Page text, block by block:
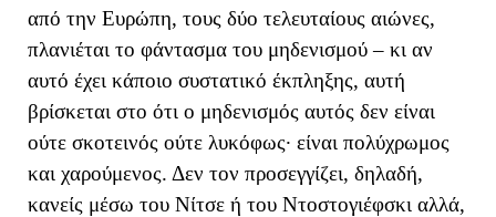
από την Ευρώπη, τους δύο τελευταίους αιώνες,
πλανιέται το φάντασμα του μηδενισμού– κι αν
αυτό έχει κάποιο συστατικό έκπληξης, αυτή
βρίσκεται στο ότι ο μηδενισμός αυτός δεν είναι
ούτε σκοτεινός ούτε λυκόφως· είναι πολύχρωμος
και χαρούμενος. Δεν τον προσεγγίζει, δηλαδή,
κανείς μέσω του Νίτσε ή του Ντοστογιέφσκι αλλά,